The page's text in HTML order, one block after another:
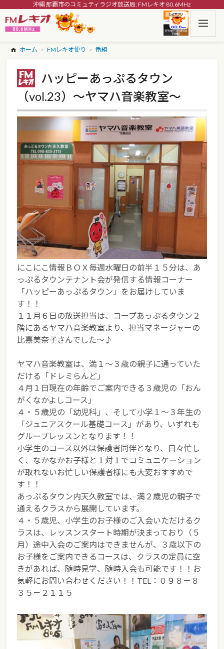
沖縄 那覇市のコミュティラジオ放送局: FMレキオ 80.6MHz
ホーム FMレキオ便り 番組
ハッピーあっぷるタウン
（vol.23）～ヤマハ音楽教室～
にこにこ情報ＢＯＸ毎週水曜日の前半１５分は、あ
っぷるタウンテナント会が発信する情報コーナー
「ハッピーあっぷるタウン」をお届けしていま
す！！
１１月６日の放送担当は、コープあっぷるタウン２
階にあるヤマハ音楽教室より、担当マネージャーの
比嘉美奈子さんでした～♪
ヤマハ音楽教室は、満１～３歳の親子に通っていた
だける「ドレミらんど」
４月１日現在の年齢でご案内できる３歳児の「おん
がくなかよしコース」
４・５歳児の「幼児科」、そして小学１～３年生の
「ジュニアスクール基礎コース」があり、いずれも
グループレッスンとなります！！
小学生のコース以外は保護者同伴となり、日々忙し
く、なかなかお子様と１対１でコミュニケーション
が取れないお忙しい保護者様にも大変おすすめで
す！！
あっぷるタウン内天久教室では、満２歳児の親子で
通えるクラスから展開しています。
４・５歳児、小学生のお子様のご入会いただけるク
ラスは、レッスンスタート時期が決まっており（５
月）途中入会のご案内はできませんが、３歳以下の
お子様をご案内できるコースは、クラスの定員に空
きがあれば、随時見学、随時入会も可能です！！お
気軽にお問い合わせください！！TEL：０９８－８
３５－２１１５